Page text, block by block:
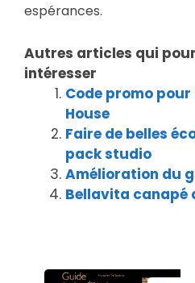
espérances.
Autres articles qui
intéresser
Code promo
House
Faire de belles
pack studio
Amélioration du
Bellavita canapé